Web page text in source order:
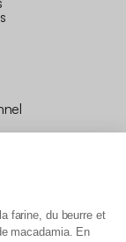
farine, du beurre et
macadamia. En
fidélité